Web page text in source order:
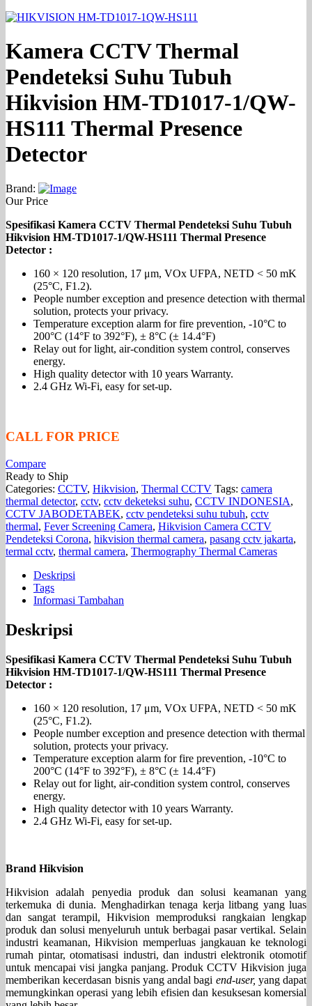
Kamera CCTV Thermal
Pendeteksi Suhu Tubuh
Hikvision HM-TD1017-1/QW-
HS111 Thermal Presence
Detector
Brand:
Our Price
Spesifikasi Kamera CCTV Thermal Pendeteksi Suhu Tubuh
Hikvision HM-TD1017-1/QW-HS111 Thermal Presence
Detector :
160 × 120 resolution, 17 μm, VOx UFPA, NETD < 50 mK
(25°C, F1.2).
People number exception and presence detection with thermal
solution, protects your privacy.
Temperature exception alarm for fire prevention, -10°C to
200°C (14°F to 392°F), ± 8°C (± 14.4°F)
Relay out for light, air-condition system control, conserves
energy.
High quality detector with 10 years Warranty.
2.4 GHz Wi-Fi, easy for set-up.
CALL FOR PRICE
Compare
Ready to Ship
Categories: CCTV, Hikvision, Thermal CCTV Tags: camera
thermal detector, cctv, cctv deketeksi suhu, CCTV INDONESIA,
CCTV JABODETABEK, cctv pendeteksi suhu tubuh, cctv
thermal, Fever Screening Camera, Hikvision Camera CCTV
Pendeteksi Corona, hikvision thermal camera, pasang cctv jakarta,
termal cctv, thermal camera, Thermography Thermal Cameras
Deskripsi
Tags
Informasi Tambahan
Deskripsi
Spesifikasi Kamera CCTV Thermal Pendeteksi Suhu Tubuh
Hikvision HM-TD1017-1/QW-HS111 Thermal Presence
Detector :
160 × 120 resolution, 17 μm, VOx UFPA, NETD < 50 mK
(25°C, F1.2).
People number exception and presence detection with thermal
solution, protects your privacy.
Temperature exception alarm for fire prevention, -10°C to
200°C (14°F to 392°F), ± 8°C (± 14.4°F)
Relay out for light, air-condition system control, conserves
energy.
High quality detector with 10 years Warranty.
2.4 GHz Wi-Fi, easy for set-up.
Brand Hikvision
Hikvision adalah penyedia produk dan solusi keamanan yang
terkemuka di dunia. Menghadirkan tenaga kerja litbang yang luas
dan sangat terampil, Hikvision memproduksi rangkaian lengkap
produk dan solusi menyeluruh untuk berbagai pasar vertikal. Selain
industri keamanan, Hikvision memperluas jangkauan ke teknologi
rumah pintar, otomatisasi industri, dan industri elektronik otomotif
untuk mencapai visi jangka panjang. Produk CCTV Hikvision juga
memberikan kecerdasan bisnis yang andal bagi end-user, yang dapat
memungkinkan operasi yang lebih efisien dan kesuksesan komersial